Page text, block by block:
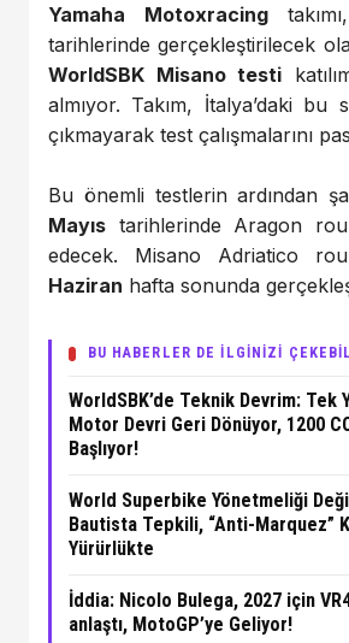
Yamaha Motoxracing
tarihlerinde gerçekleştirilecek
WorldSBK Misano testi
almıyor. Takım, İtalya’daki bu
çıkmayarak test çalışmalarını
Bu önemli testlerin ardından
Mayıs tarihlerinde Aragon
edecek. Misano Adriatico
Haziran hafta sonunda
BU HABERLER DE İLGİNİZİ
WorldSBK’de Teknik Devrim: Tek
Motor Devri Geri Dönüyor, 1200
Başlıyor!
World Superbike Yönetmeliği
Bautista Tepkili, “Anti-Marquez”
Yürürlükte
İddia: Nicolo Bulega, 2027 için
anlaştı, MotoGP’ye Geliyor!